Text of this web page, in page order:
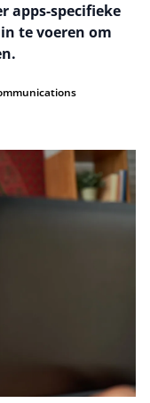
apps-specifieke
te voeren om